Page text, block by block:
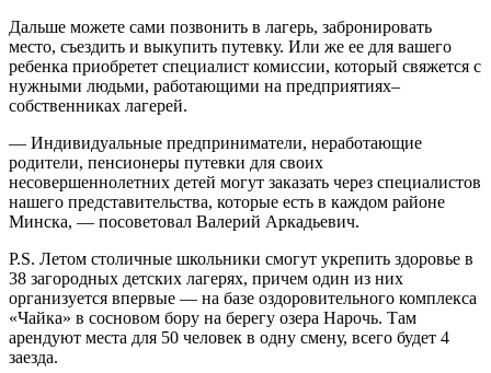
Дальше можете сами позвонить в лагерь, забронировать
место, съездить и выкупить путевку. Или же ее для вашего
ребенка приобретет специалист комиссии, который свяжется с
нужными людьми, работающими на предприятиях–
собственниках лагерей.
— Индивидуальные предприниматели, неработающие
родители, пенсионеры путевки для своих
несовершеннолетних детей могут заказать через специалистов
нашего представительства, которые есть в каж­дом районе
Минска, — посоветовал Валерий Аркадьевич.
P.S. Летом столичные школьники смогут укрепить здоровье в
38 загородных детских лагерях, причем один из них
организуется впервые — на базе оздоровительного комплекса
«Чайка» в сосновом бору на берегу озера Нарочь. Там
арендуют места для 50 человек в одну смену, всего будет 4
заезда.